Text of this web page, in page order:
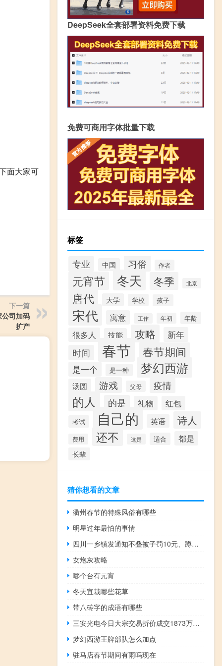
面大家可
下一篇
司加码
扩产
DeepSeek全套部署资料免费下载
免费可商用字体批量下载
标签
专业 中国 习俗 作者
元宵节 冬天 冬季 北京
唐代 大学 学校 孩子
宋代 寓意 工作 年初 年龄
很多人 技能 攻略 新年
时间 春节 春节期间
是一个 是一种 梦幻西游
汤圆 游戏 父母 疫情
的人 的是 礼物 红包
考试 自己的 英语 诗人
费用 还不 这是 适合 都是
长辈
猜你想看的文章
衢州春节的特殊风俗有哪些
明星过年最怕的事情
四川一乡镇发通知不叠被子罚10元、蹲地用餐罚20元？当地作出回应 到底什么情况嘞
女炮灰攻略
哪个台有元宵
冬天宜栽哪些花草
带八砖字的成语有哪些
三安光电今日大宗交易折价成交1873万股成交额2.71亿元
梦幻西游王牌部队怎么加点
驻马店春节期间有雨吗现在